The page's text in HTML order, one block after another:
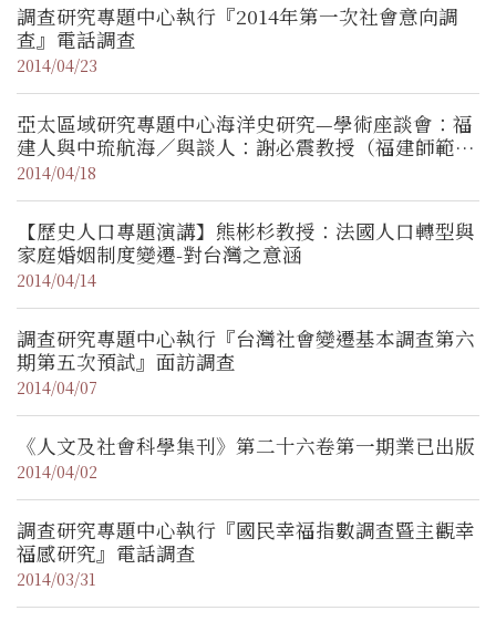
調查研究專題中心執行『2014年第一次社會意向調
查』電話調查
2014/04/23
亞太區域研究專題中心海洋史研究—學術座談會：福
建人與中琉航海／與談人：謝必震教授（福建師範大
學）
2014/04/18
【歷史人口專題演講】熊彬杉教授：法國人口轉型與
家庭婚姻制度變遷-對台灣之意涵
2014/04/14
調查研究專題中心執行『台灣社會變遷基本調查第六
期第五次預試』面訪調查
2014/04/07
《人文及社會科學集刊》第二十六卷第一期業已出版
2014/04/02
調查研究專題中心執行『國民幸福指數調查暨主觀幸
福感研究』電話調查
2014/03/31